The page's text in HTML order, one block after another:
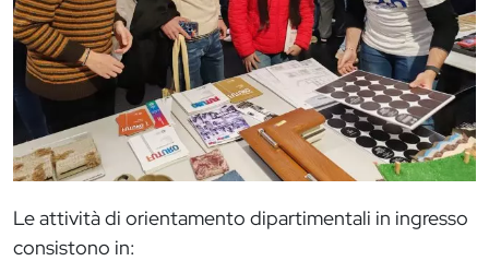
Le attività di orientamento dipartimentali in ingresso
consistono in: